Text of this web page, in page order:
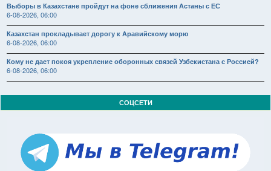
Выборы в Казахстане пройдут на фоне сближения Астаны с ЕС
6-08-2026, 06:00
Казахстан прокладывает дорогу к Аравийскому морю
6-08-2026, 06:00
Кому не дает покоя укрепление оборонных связей Узбекистана с Россией?
6-08-2026, 06:00
СОЦСЕТИ